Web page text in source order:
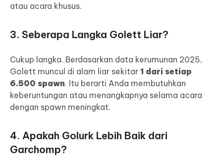
atau acara khusus.
3. Seberapa Langka Golett Liar?
Cukup langka. Berdasarkan data kerumunan 2025,
Golett muncul di alam liar sekitar 1 dari setiap
6.500 spawn. Itu berarti Anda membutuhkan
keberuntungan atau menangkapnya selama acara
dengan spawn meningkat.
4. Apakah Golurk Lebih Baik dari
Garchomp?